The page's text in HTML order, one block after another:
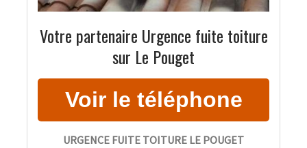
Votre partenaire Urgence fuite toiture
sur Le Pouget
URGENCE FUITE TOITURE LE POUGET